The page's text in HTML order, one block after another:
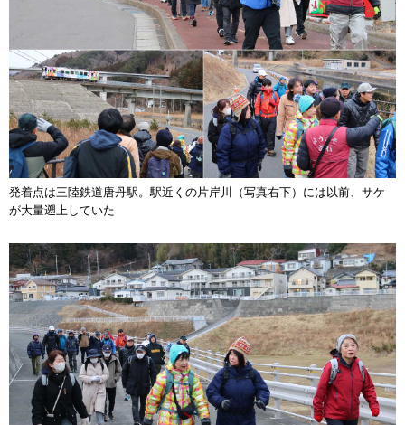
発着点は三陸鉄道唐丹駅。駅近くの片岸川（写真右下）には以前、サケ
が大量遡上していた